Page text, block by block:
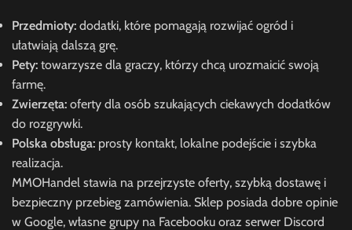
Przedmioty: dodatki, które pomagają rozwijać ogród i
ułatwiają dalszą grę.
Pety: towarzysze dla graczy, którzy chcą urozmaicić swoją
farmę.
Zwierzęta: oferty dla osób szukających ciekawych dodatków
do rozgrywki.
Polska obsługa: prosty kontakt, lokalne podejście i szybka
realizacja.
MMOHandel stawia na przejrzyste oferty, szybką dostawę i
bezpieczny przebieg zamówienia. Sklep posiada dobre opinie
w Google, własne grupy na Facebooku oraz serwer Discord